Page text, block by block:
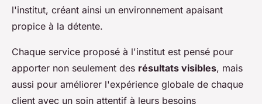
l'institut, créant ainsi un environnement apaisant
propice à la détente.
Chaque service proposé à l'institut est pensé pour
apporter non seulement des résultats visibles, mais
aussi pour améliorer l'expérience globale de chaque
client avec un soin attentif à leurs besoins